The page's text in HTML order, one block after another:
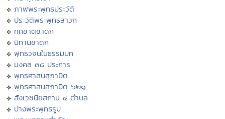
ภาพพระพุทธประวัติ
ประวัติพระพุทธสาวก
ทศชาติชาดก
นิทานชาดก
พุทธวจนในธรรมบท
มงคล ๓๘ ประการ
พุทธศาสนสุภาษิต
พุทธศาสนสุภาษิต ๖๒๑
สังเวชนียสถาน ๔ ตำบล
ปางพระพุทธรูป